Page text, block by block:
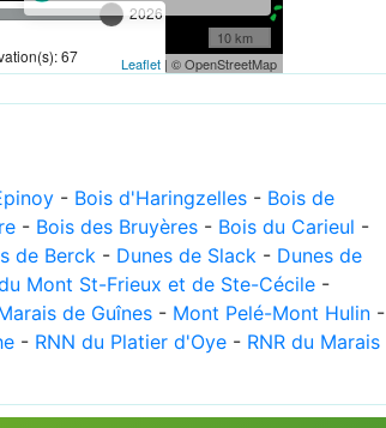
2026
67
10 km
Leaflet| © OpenStreetMap
- Bois d'Haringzelles - Bois de
- Bois des Bruyères - Bois du Carieul -
de Berck - Dunes de Slack - Dunes de
Mont St-Frieux et de Ste-Cécile -
de Guînes - Mont Pelé-Mont Hulin -
- RNN du Platier d'Oye - RNR du Marais